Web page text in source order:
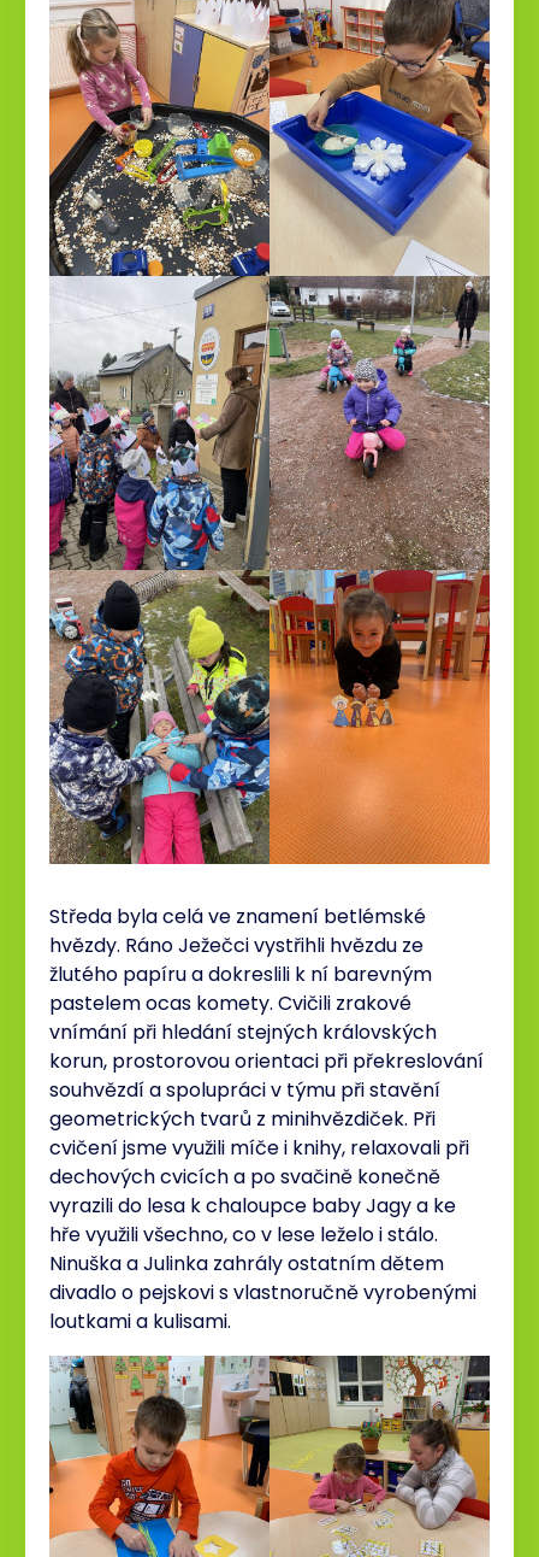
Středa byla celá ve znamení betlémské
hvězdy. Ráno Ježečci vystřihli hvězdu ze
žlutého papíru a dokreslili k ní barevným
pastelem ocas komety. Cvičili zrakové
vnímání při hledání stejných královských
korun, prostorovou orientaci při překreslování
souhvězdí a spolupráci v týmu při stavění
geometrických tvarů z minihvězdiček. Při
cvičení jsme využili míče i knihy, relaxovali při
dechových cvicích a po svačině konečně
vyrazili do lesa k chaloupce baby Jagy a ke
hře využili všechno, co v lese leželo i stálo.
Ninuška a Julinka zahrály ostatním dětem
divadlo o pejskovi s vlastnoručně vyrobenými
loutkami a kulisami.